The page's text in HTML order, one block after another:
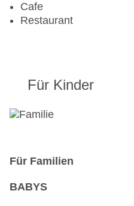
Cafe
Restaurant
Für Kinder
Für Familien
BABYS